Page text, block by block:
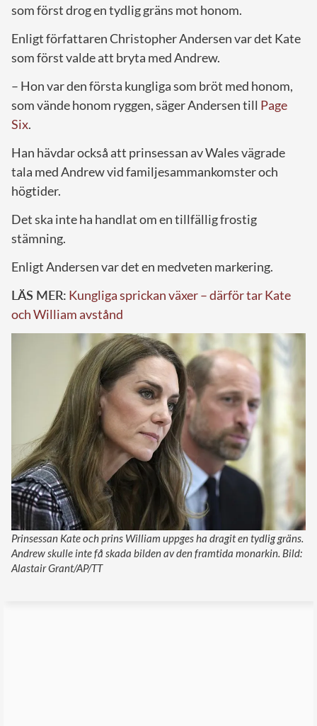
som först drog en tydlig gräns mot honom.
Enligt författaren Christopher Andersen var det Kate
som först valde att bryta med Andrew.
– Hon var den första kungliga som bröt med honom,
som vände honom ryggen, säger Andersen till Page
Six.
Han hävdar också att prinsessan av Wales vägrade
tala med Andrew vid familjesammankomster och
högtider.
Det ska inte ha handlat om en tillfällig frostig
stämning.
Enligt Andersen var det en medveten markering.
LÄS MER: Kungliga sprickan växer – därför tar Kate
och William avstånd
Prinsessan Kate och prins William uppges ha dragit en tydlig gräns.
Andrew skulle inte få skada bilden av den framtida monarkin. Bild:
Alastair Grant/AP/TT